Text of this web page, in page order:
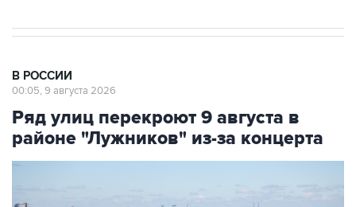
В РОССИИ
00:05, 9 августа 2026
Ряд улиц перекроют 9 августа в
районе "Лужников" из-за концерта